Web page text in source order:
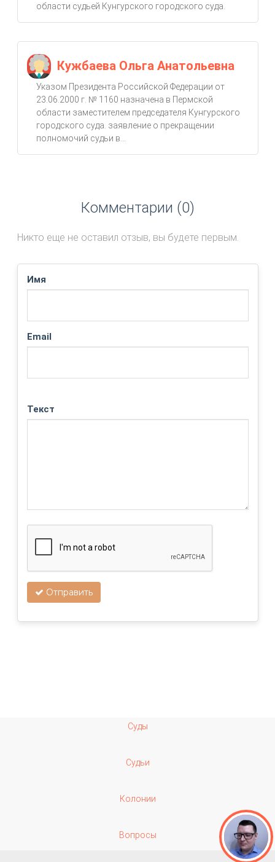
области судьей Кунгурского городского суда.
Кужбаева Ольга Анатольевна
Указом Президента Российской Федерации от
23.06.2000 г. № 1160 назначена в Пермской
области заместителем председателя Кунгурского
городского суда. заявление о прекращении
полномочий судьи в...
Комментарии (0)
Никто еще не оставил отзыв, вы будете первым.
Имя
Email
Текст
Отправить
Суды
Судьи
Колонии
Вопросы